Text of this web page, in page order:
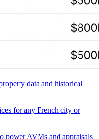
data and historical
for any French city or
power AVMs and appraisals